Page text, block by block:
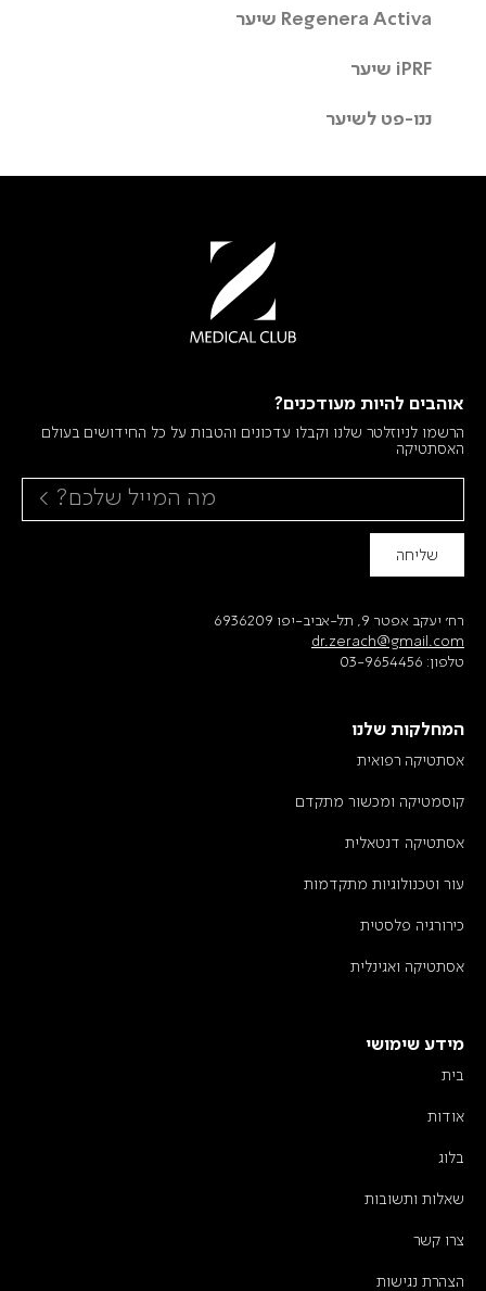
Regenera Activa שיער
iPRF שיער
ננו-פט לשיער
אוהבים להיות מעודכנים?
הרשמו לניוזלטר שלנו וקבלו עדכונים והטבות על כל החידושים בעולם
האסתטיקה
שליחה
רח׳ יעקב אפטר 9, תל-אביב-יפו 6936209
dr.zerach@gmail.com
טלפון: 03-9654456
המחלקות שלנו
אסתטיקה רפואית
קוסמטיקה ומכשור מתקדם
אסתטיקה דנטאלית
עור וטכנולוגיות מתקדמות
כירורגיה פלסטית
אסתטיקה ואגינלית
מידע שימושי
בית
אודות
בלוג
שאלות ותשובות
צרו קשר
הצהרת נגישות